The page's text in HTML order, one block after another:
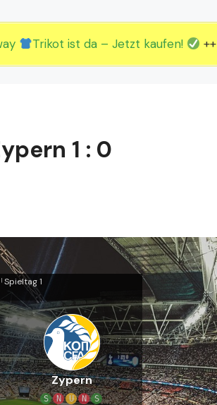
Trikot ist da – Jetzt kaufen! ++
1 : 0
| Spieltag 1
Zypern
S N U N S